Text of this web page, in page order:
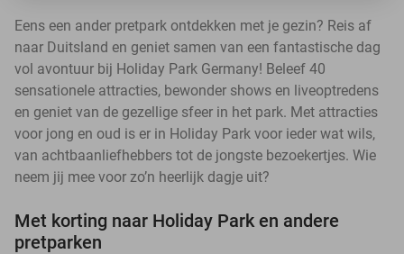
Eens een ander pretpark ontdekken met je gezin? Reis af
naar Duitsland en geniet samen van een fantastische dag
vol avontuur bij Holiday Park Germany! Beleef 40
sensationele attracties, bewonder shows en liveoptredens
en geniet van de gezellige sfeer in het park. Met attracties
voor jong en oud is er in Holiday Park voor ieder wat wils,
van achtbaanliefhebbers tot de jongste bezoekertjes. Wie
neem jij mee voor zo’n heerlijk dagje uit?
Met korting naar Holiday Park en andere
pretparken